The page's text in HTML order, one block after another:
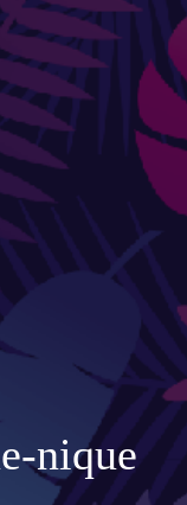
nique